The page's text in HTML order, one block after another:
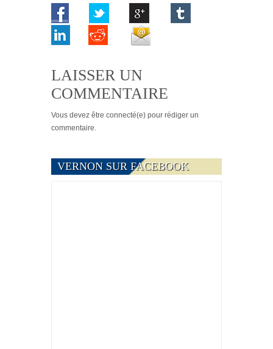
LAISSER UN
COMMENTAIRE
Vous devez être connecté(e) pour rédiger un
commentaire.
VERNON SUR FACEBOOK